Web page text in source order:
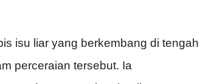
isu liar yang berkembang di tengah
perceraian tersebut. Ia